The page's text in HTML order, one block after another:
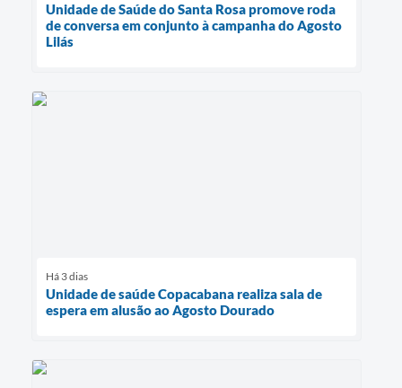
Unidade de Saúde do Santa Rosa promove roda
de conversa em conjunto à campanha do Agosto
Lilás
Há 3 dias
Unidade de saúde Copacabana realiza sala de
espera em alusão ao Agosto Dourado